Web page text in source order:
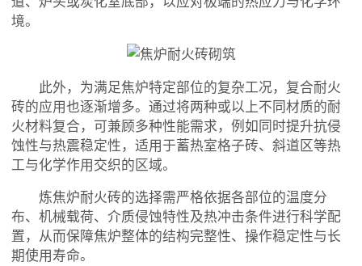
境。
此外，为满足焦炉特定部位的复杂工况，复合耐火
砖的应用也逐渐增多。通过将两种或以上不同材质的耐
火材料复合，可兼顾多种性能需求，例如同时提升抗侵
蚀性与热震稳定性，适用于蓄热室格子砖、斜道区等热
工与化学作用交织的区域。
炼焦炉耐火砖的选择需严格依据各部位的温度分
布、机械载荷、介质侵蚀特性及热冲击条件进行科学配
置，从而保障焦炉整体的结构完整性、操作稳定性与长
期使用寿命。